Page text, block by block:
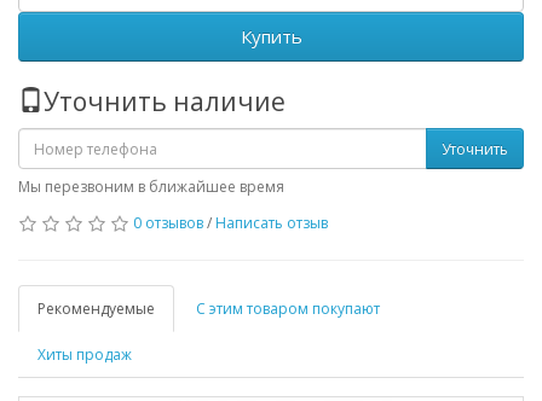
Купить
Уточнить наличие
Уточнить
Мы перезвоним в ближайшее время
0 отзывов/ Написать отзыв
Рекомендуемые С этим товаром покупают
Хиты продаж